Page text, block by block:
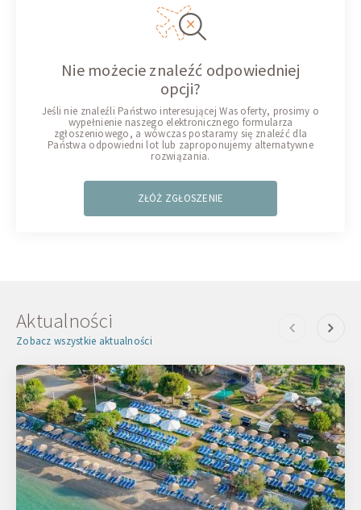
Nie możecie znaleźć odpowiedniej
opcji?
Jeśli nie znaleźli Państwo interesującej Was oferty, prosimy o
wypełnienie naszego elektronicznego formularza
zgłoszeniowego, a wówczas postaramy się znaleźć dla
Państwa odpowiedni lot lub zaproponujemy alternatywne
rozwiązania.
ZŁÓŻ ZGŁOSZENIE
Aktualności
Zobacz wszystkie aktualności